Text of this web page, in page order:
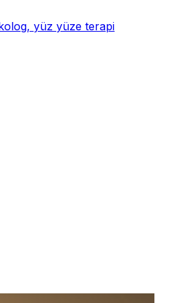
yüz yüze terapi